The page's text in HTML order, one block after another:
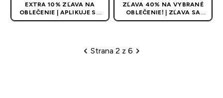
EXTRA 10% ZĽAVA NA
OBLEČENIE | APLIKUJE SA
AUTOMATICKY PRI KÚPE 3
ZĽAVA 40% NA VYBRANÉ
OBLEČENIE! | ZĽAVA SA
APLIKUJE AUTOMATICKY
Stránkovanie
Strana 2 z 6